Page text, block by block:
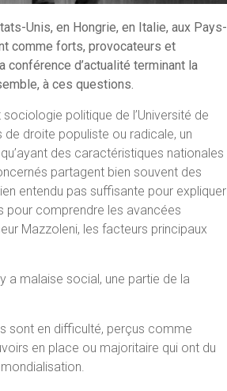
Unis, en Hongrie, en Italie, aux Pays-
comme forts, provocateurs et
conférence d’actualité terminant la
à ces questions.
politique de l’Université de
droite populiste ou radicale, un
des caractéristiques nationales
partagent bien souvent des
entendu pas suffisante pour expliquer
pour comprendre les avancées
Mazzoleni, les facteurs principaux
a malaise social, une partie de la
sont en difficulté, perçus comme
en place ou majoritaire qui ont du